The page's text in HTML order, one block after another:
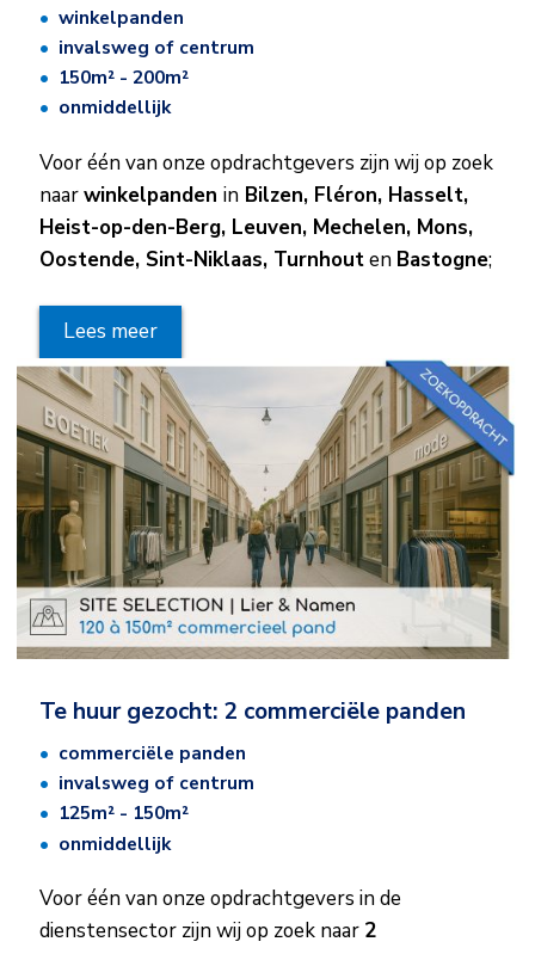
winkelpanden
invalsweg of centrum
150m² - 200m²​
onmiddellijk
Voor één van onze opdrachtgevers zijn wij op zoek
naarwinkelpanden in Bilzen, Fléron, Hasselt,
Heist-op-den-Berg, Leuven, Mechelen, Mons,
Oostende, Sint-Niklaas, Turnhouten Bastogne;
Lees meer
Te huur gezocht: 2 commerciële panden
commerciële panden
invalsweg of centrum
125m² - 150m²​
onmiddellijk
Voor één van onze opdrachtgevers in de
dienstensector zijn wij op zoek naar 2